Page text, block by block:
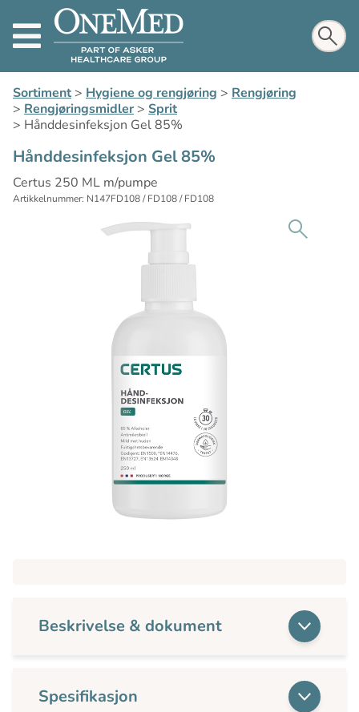
Sortiment> Hygiene og rengjøring > Rengjøring
> Rengjøringsmidler> Sprit
> Hånddesinfeksjon Gel 85%
Hånddesinfeksjon Gel 85%
Certus 250 ML m/pumpe
Artikkelnummer: N147FD108 / FD108 / FD108
Beskrivelse & dokument
Spesifikasjon